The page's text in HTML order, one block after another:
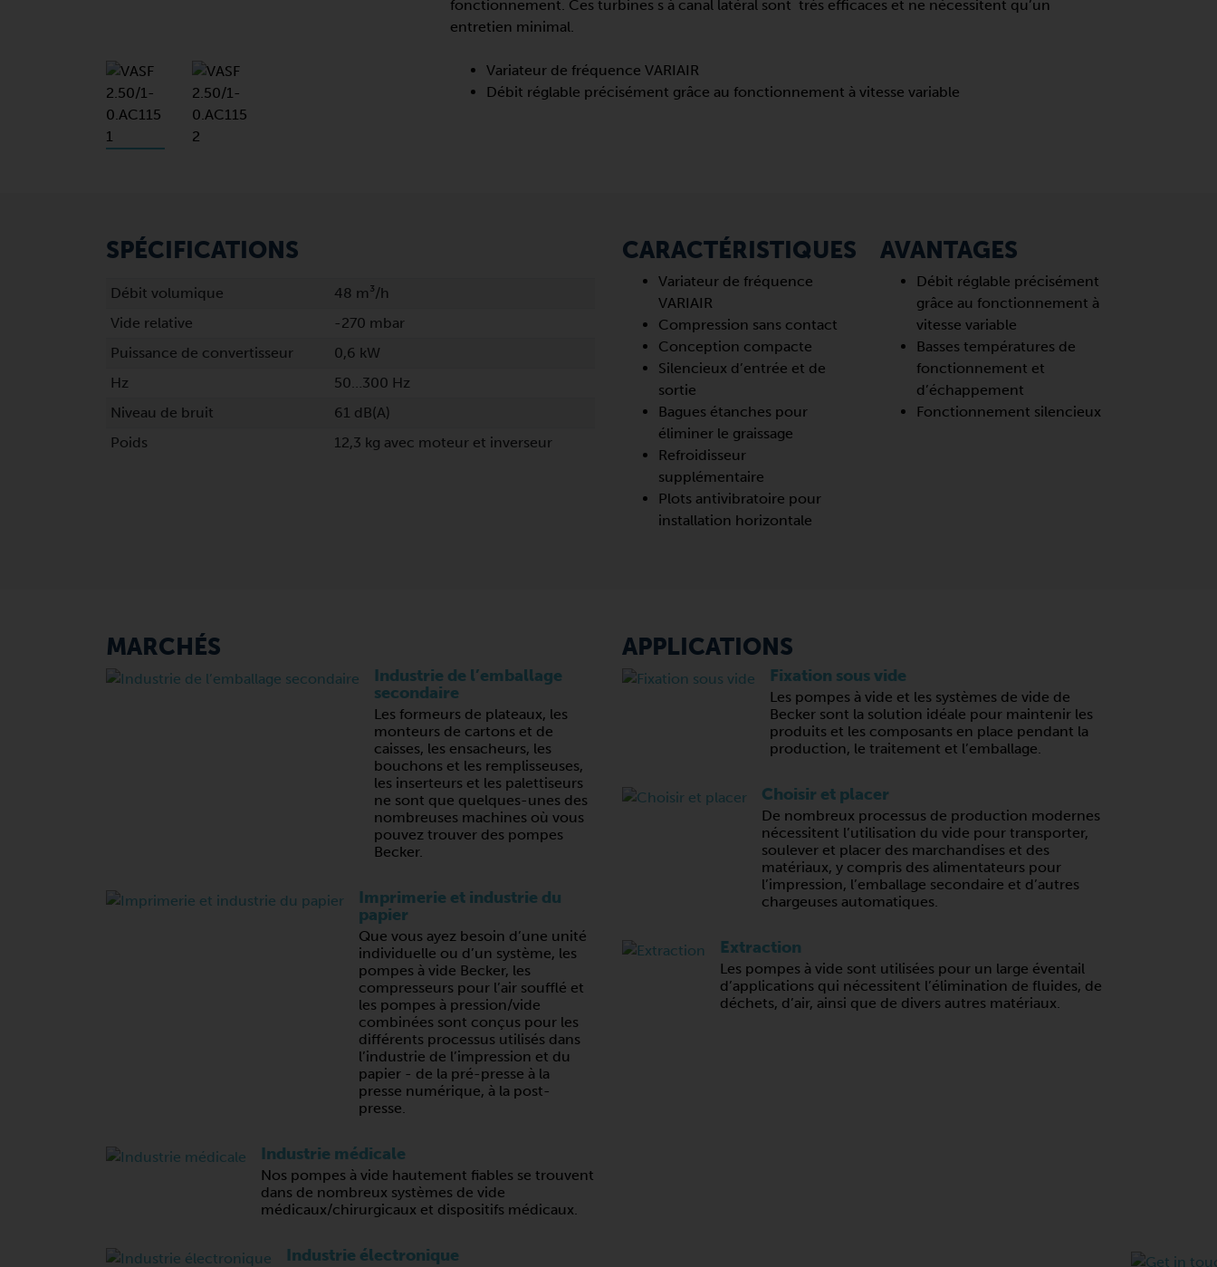
fonctionnement. Ces turbines s à canal latéral sont très efficaces et ne nécessitent qu’un
entretien minimal.
Variateur de fréquence VARIAIR
Débit réglable précisément grâce au fonctionnement à vitesse variable
SPÉCIFICATIONS
Débit volumique
48 m³/h
Vide relative
-270 mbar
Puissance de convertisseur
0,6 kW
Hz
50…300 Hz
Niveau de bruit
61 dB(A)
Poids
12,3 kg avec moteur et inverseur
CARACTÉRISTIQUES
Variateur de fréquence
VARIAIR
Compression sans contact
Conception compacte
Silencieux d’entrée et de
sortie
Bagues étanches pour
éliminer le graissage
Refroidisseur
supplémentaire
Plots antivibratoire pour
installation horizontale
AVANTAGES
Débit réglable précisément
grâce au fonctionnement à
vitesse variable
Basses températures de
fonctionnement et
d’échappement
Fonctionnement silencieux
MARCHÉS
Industrie de l’emballage
secondaire
Les formeurs de plateaux, les
monteurs de cartons et de
caisses, les ensacheurs, les
bouchons et les remplisseuses,
les inserteurs et les palettiseurs
ne sont que quelques-unes des
nombreuses machines où vous
pouvez trouver des pompes
Becker.
Imprimerie et industrie du
papier
Que vous ayez besoin d’une unité
individuelle ou d’un système, les
pompes à vide Becker, les
compresseurs pour l’air soufflé et
les pompes à pression/vide
combinées sont conçus pour les
différents processus utilisés dans
l’industrie de l’impression et du
papier - de la pré-presse à la
presse numérique, à la post-
presse.
Industrie médicale
Nos pompes à vide hautement fiables se trouvent
dans de nombreux systèmes de vide
médicaux/chirurgicaux et dispositifs médicaux.
Industrie électronique
APPLICATIONS
Fixation sous vide
Les pompes à vide et les systèmes de vide de
Becker sont la solution idéale pour maintenir les
produits et les composants en place pendant la
production, le traitement et l’emballage.
Choisir et placer
De nombreux processus de production modernes
nécessitent l’utilisation du vide pour transporter,
soulever et placer des marchandises et des
matériaux, y compris des alimentateurs pour
l’impression, l’emballage secondaire et d’autres
chargeuses automatiques.
Extraction
Les pompes à vide sont utilisées pour un large éventail
d’applications qui nécessitent l’élimination de fluides, de
déchets, d’air, ainsi que de divers autres matériaux.